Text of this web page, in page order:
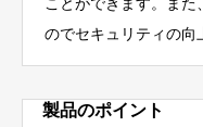
のでセキュリティの向
製品のポイント